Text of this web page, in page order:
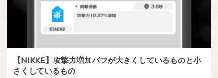
【NIKKE】攻撃力増加バフが大きくしているものと小
さくしているもの